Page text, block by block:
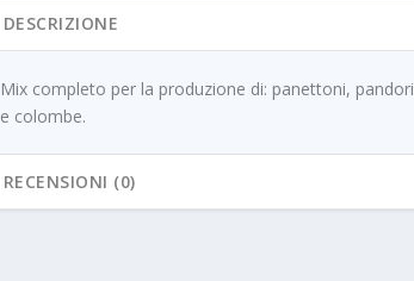
DESCRIZIONE
Mix completo per la produzione di: panettoni, pandori
e colombe.
RECENSIONI (0)